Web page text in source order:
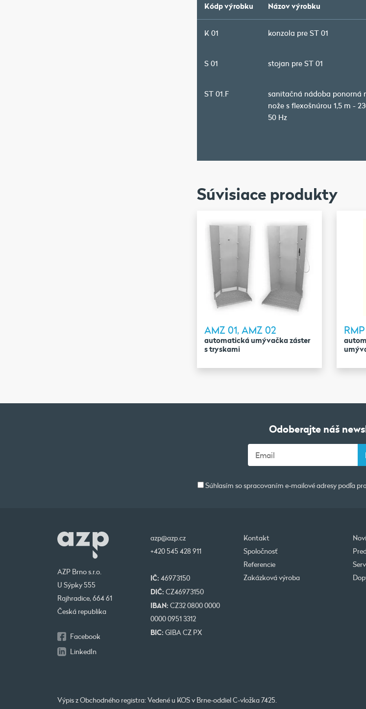
Kódp výrobku Názov výrobku
K 01 konzola pre ST 01
S 01 stojan pre ST 01
ST 01.F
sanitačná nádoba ponorná
nože s flexošnúrou 1,5 m -
50 Hz
Súvisiace produkty
AMZ 01, AMZ 02
automatická umývačka záster
s tryskami
Odoberajte náš
Súhlasím so spracovaním e-mailové adresy podľa
AZP Brno s.r.o.
U Sýpky 555
Rajhradice, 664 61
Česká republika
Facebook
LinkedIn
azp@azp.cz
+420 545 428 911
IČ: 46973150
DIČ: CZ46973150
IBAN: CZ32 0800 0000
0000 0951 3312
BIC: GIBA CZ PX
Kontakt
Spoločnosť
Referencie
Zakázková výroba
Výpis z Obchodného registra: Vedené u KOS v Brne-oddiel C-vložka 7425.